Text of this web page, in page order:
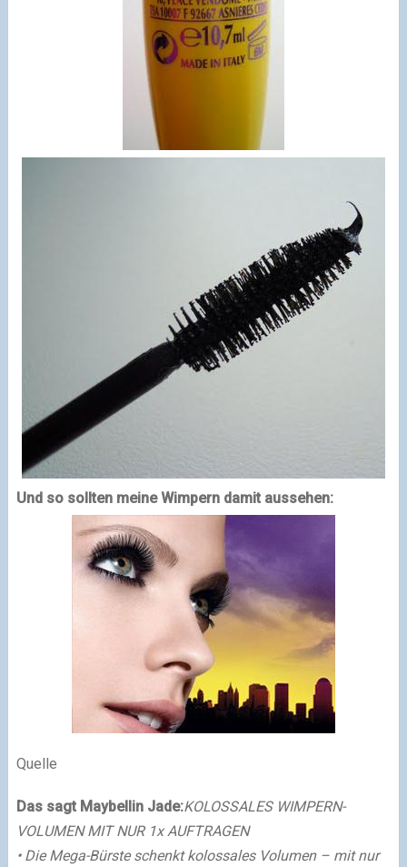
Und so sollten meine Wimpern damit aussehen:
Quelle
Das sagt Maybellin Jade:KOLOSSALES WIMPERN-
VOLUMEN MIT NUR 1x AUFTRAGEN
• Die Mega-Bürste schenkt kolossales Volumen – mit nur